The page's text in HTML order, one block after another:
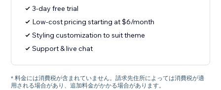
3-day free trial
Low-cost pricing starting at $6/month
Styling customization to suit theme
Support & live chat
* 料金には消費税が含まれていません。請求先住所によっては消費税が適
用される場合があり、追加料金がかかる場合があります。